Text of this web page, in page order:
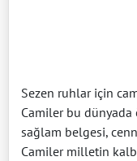
Sezen ruhlar için
Camiler bu dünyada
sağlam belgesi,
Camiler milletin